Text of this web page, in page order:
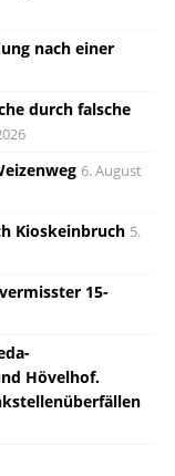
nach einer
durch falsche
6. August
Kioskeinbruch 5.
15-
Hövelhof.